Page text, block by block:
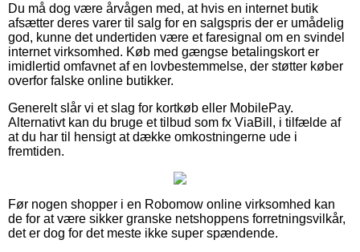
Du må dog være årvågen med, at hvis en internet butik
afsætter deres varer til salg for en salgspris der er umådelig
god, kunne det undertiden være et faresignal om en svindel
internet virksomhed. Køb med gængse betalingskort er
imidlertid omfavnet af en lovbestemmelse, der støtter køber
overfor falske online butikker.
Generelt slår vi et slag for kortkøb eller MobilePay.
Alternativt kan du bruge et tilbud som fx ViaBill, i tilfælde af
at du har til hensigt at dække omkostningerne ude i
fremtiden.
Før nogen shopper i en Robomow online virksomhed kan
de for at være sikker granske netshoppens forretningsvilkår,
det er dog for det meste ikke super spændende.